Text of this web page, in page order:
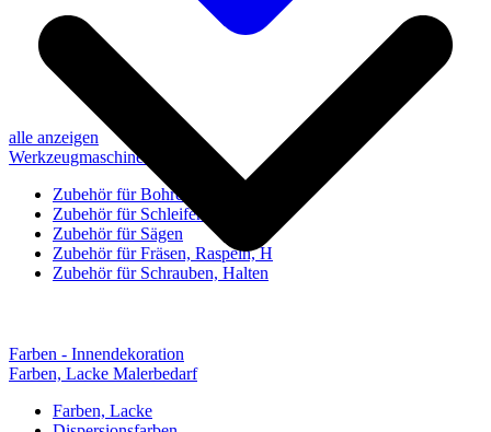
alle anzeigen
Werkzeugmaschinen-Zubehör
Zubehör für Bohren, Bohrhilfen
Zubehör für Schleifen, Poliere
Zubehör für Sägen
Zubehör für Fräsen, Raspeln, H
Zubehör für Schrauben, Halten
Farben - Innendekoration
Farben, Lacke Malerbedarf
Farben, Lacke